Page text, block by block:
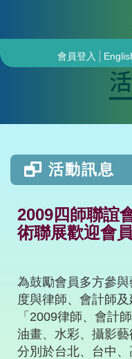
會員登入
活動訊息
2009四師聯誼
術聯展歡迎會
為鼓勵會員多方參
度與律師、會計師
「2009律師、會計
油畫、水彩、攝影
分別於台北、台中